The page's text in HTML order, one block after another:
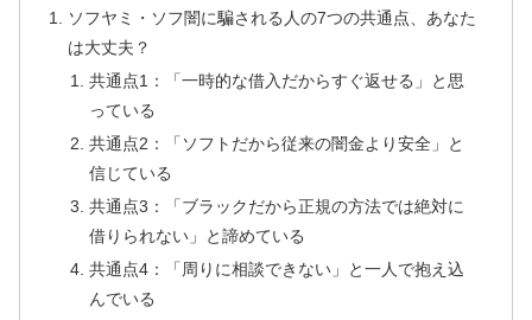
ソフヤミ・ソフ闇に騙される人の7つの共通点、あなた
は大丈夫？
共通点1：「一時的な借入だからすぐ返せる」と思
っている
共通点2：「ソフトだから従来の闇金より安全」と
信じている
共通点3：「ブラックだから正規の方法では絶対に
借りられない」と諦めている
共通点4：「周りに相談できない」と一人で抱え込
んでいる